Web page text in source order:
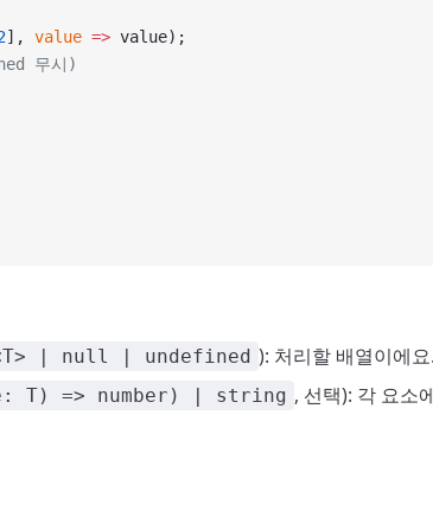
], value => value);
무시)
| null | undefined ): 처리할 배열이에요.
T) => number) | string , 선택): 각 요소